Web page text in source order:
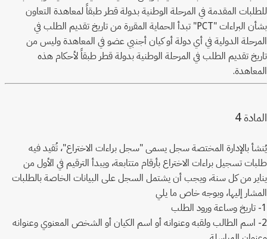
للطلبات المقدمة في المرحلة الوطنية بدولة قطر طبقاً لمعاهدة التعاون
بشأن البراءات "PCT" تبدأ الحماية المقررة من تاريخ تقديم الطلب في
المرحلة الدولية في أي دولة أو كيان أجنبي عضو في المعاهدة وليس من
تاريخ تقديم الطلب في المرحلة الوطنية بدولة قطر طبقاً لأحكام هذه
المعاهدة.
المادة4
يُنشأ بالإدارة المختصة سجل يسمى "سجل براءات الاختراع"، تُقيد فيه
طلبات تسجيل براءات الاختراع بأرقام متتابعة، ويبدأ الترقيم في الأول من
يناير من كل سنة، ويجب أن يشتمل السجل على البيانات الخاصة بالطلبات
المشار إليها، وبوجه خاص ما يلي
1- تاريخ وساعة ورود الطلب
2- اسم الطالب ولقبه وعنوانه أو اسم الكيان أو الشخص المعنوي وعنوانه